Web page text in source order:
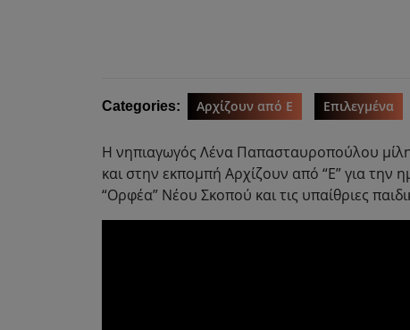
Categories: Αρχίζουν από Ε Επιλεγμένα
Η νηπιαγωγός Λένα Παπασταυροπούλου
και στην εκπομπή Αρχίζουν από “Ε” για την
“Ορφέα” Νέου Σκοπού και τις υπαίθριες